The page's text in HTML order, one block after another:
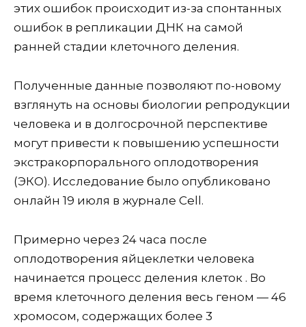
этих ошибок происходит из-за спонтанных
ошибок в репликации ДНК на самой
ранней стадии клеточного деления.
Полученные данные позволяют по-новому
взглянуть на основы биологии репродукции
человека и в долгосрочной перспективе
могут привести к повышению успешности
экстракорпорального оплодотворения
(ЭКО). Исследование было опубликовано
онлайн 19 июля в журнале Cell.
Примерно через 24 часа после
оплодотворения яйцеклетки человека
начинается процесс деления клеток . Во
время клеточного деления весь геном — 46
хромосом, содержащих более 3